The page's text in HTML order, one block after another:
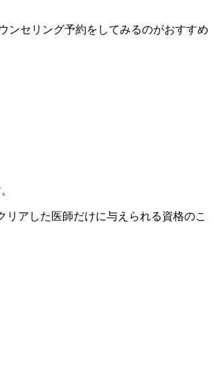
ンセリング予約をしてみるのがおすすめ
アした医師だけに与えられる資格のこ